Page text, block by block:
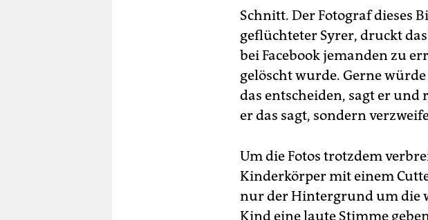
Schnitt. Der Fotograf dieses
geflüchteter Syrer, druckt
bei Facebook jemanden zu
gelöscht wurde. Gerne
das entscheiden, sagt er
er das sagt, sondern
Um die Fotos trotzdem
Kinderkörper mit einem
nur der Hintergrund um die
Kind eine laute Stimme